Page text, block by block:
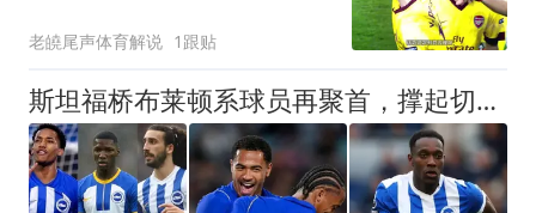
塔
老皢尾声体育解说 1跟贴
斯坦福桥布莱顿系球员再聚首，撑起切尔西战力与温情，双核成期待